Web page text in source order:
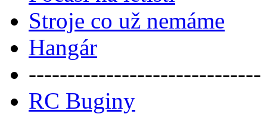
Stroje co už nemáme
Hangár
------------------------------
RC Buginy